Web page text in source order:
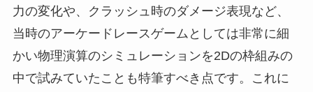
力の変化や、クラッシュ時のダメージ表現など、
当時のアーケードレースゲームとしては非常に細
かい物理演算のシミュレーションを2Dの枠組みの
中で試みていたことも特筆すべき点です。これに